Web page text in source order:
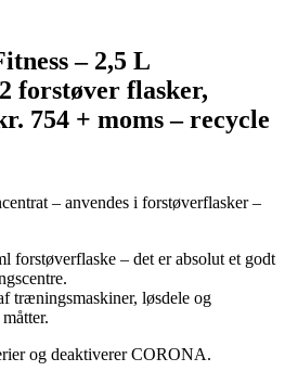
– 2,5 L
forstøver flasker,
754 + moms – recycle
– anvendes i forstøverflasker –
forstøverflaske – det er absolut et godt
træningsmaskiner, løsdele og
og deaktiverer CORONA.